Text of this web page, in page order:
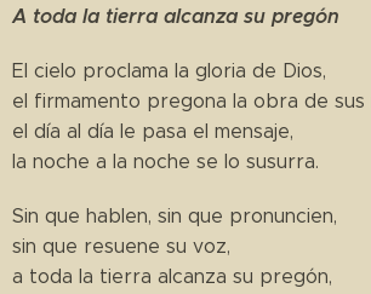
A toda la tierra alcanza su pregón
El cielo proclama la gloria de Dios,
el firmamento pregona la obra de sus
el día al día le pasa el mensaje,
la noche a la noche se lo susurra.
Sin que hablen, sin que pronuncien,
sin que resuene su voz,
a toda la tierra alcanza su pregón,